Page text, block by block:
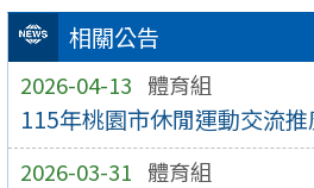
相關公告
2026-04-13 體育組
115年桃園市休閒運動交流
2026-03-31 體育組